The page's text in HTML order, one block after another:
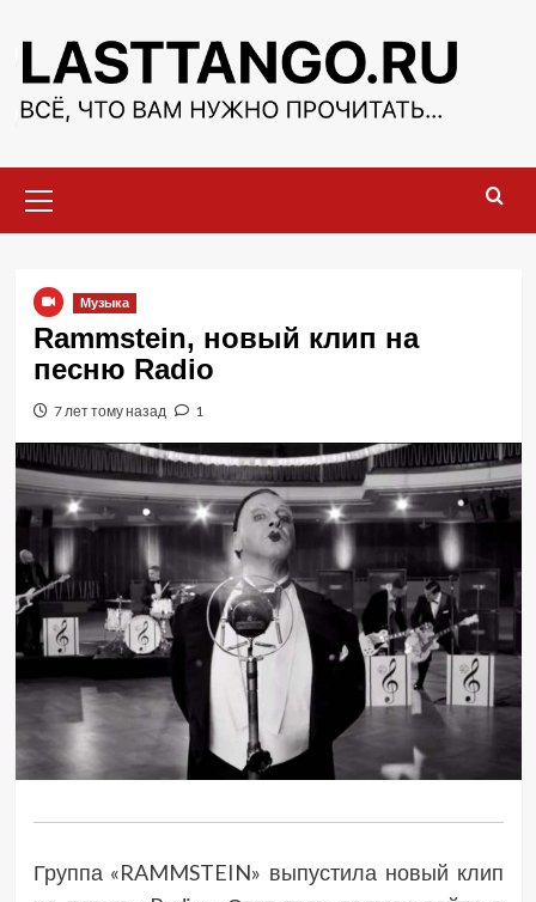
содержимому
меню
Музыка
Rammstein, новый клип на
песню Radio
7 лет тому назад 1
Группа «RAMMSTEIN» выпустила новый клип